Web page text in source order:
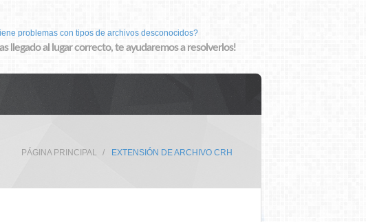
problemas con tipos de archivos desconocidos?
llegado al lugar correcto, te ayudaremos a resolverlos!
PÁGINA PRINCIPAL EXTENSIÓN DE ARCHIVO CRH